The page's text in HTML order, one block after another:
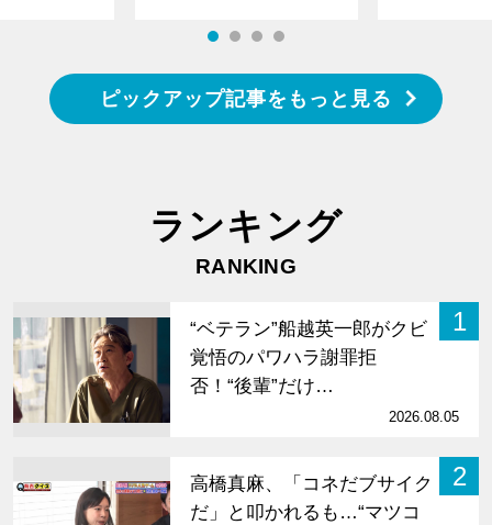
ピックアップ記事をもっと見る
ランキング
RANKING
1
“ベテラン”船越英一郎がクビ
覚悟のパワハラ謝罪拒
否！“後輩”だけ…
2026.08.05
2
高橋真麻、「コネだブサイク
だ」と叩かれるも…“マツコ